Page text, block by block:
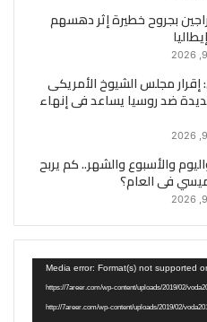
4 دراجين بجروح خطيرة إثر دهسهم
إقرار مجلس الشيوخ الأمريكى
ضد روسيا يساعد فى إنهاء
والأسبوع والشهر.. كم يربح
فى العام؟
Media error: Format(s) not supported